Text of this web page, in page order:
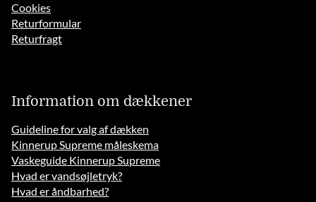
Cookies
Returformular
Returfragt
Information om dækkener
Guideline for valg af dækken
Kinnerup Supreme måleskema
Vaskeguide Kinnerup Supreme
Hvad er vandsøjletryk?
Hvad er åndbarhed?